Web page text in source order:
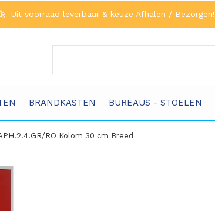
BRANDKASTEN BUREAUS - STOELEN
Uit voorraad leverbaar & keuze Afhalen / Bezorgen!
RO Kolom 30 cm Breed